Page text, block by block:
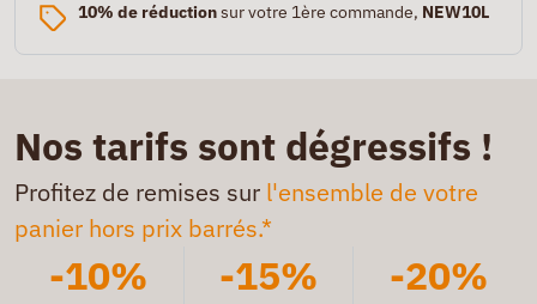
10% de réductionsur votre 1ère commande, NEW10L
Nos tarifs sont dégressifs !
Profitez de remises sur l'ensemble de votre
panier hors prix barrés.*
-10% -15% -20%